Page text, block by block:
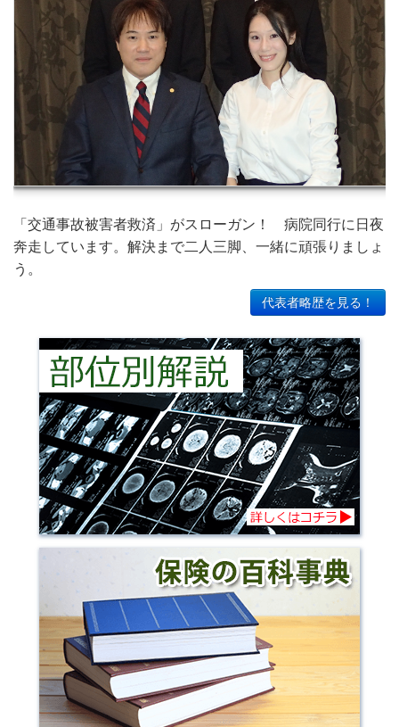
「交通事故被害者救済」がスローガン！ 病院同行に日夜
奔走しています。解決まで二人三脚、一緒に頑張りましょ
う。
代表者略歴を見る！